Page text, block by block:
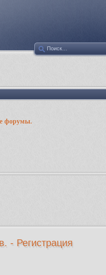
форумы.
- Регистрация